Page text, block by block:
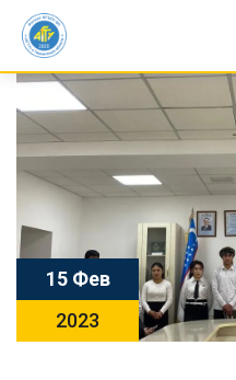
15 Фев
2023